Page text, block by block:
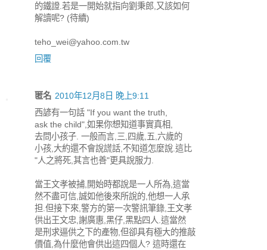
的鐵證.若是一開始就指向劉秉郎,又該如何
解讀呢? (待續)
teho_wei@yahoo.com.tw
回覆
匿名 2010年12月8日 晚上9:11
西諺有一句話 "If you want the truth,
ask the child",如果你想知道事實真相,
去問小孩子. 一般而言,三,四歲,五,六歲的
小孩,大約還不會說謊話,不知道怎麼說.這比
"人之將死,其言也善"更具說服力.
當王文孝被捕,開始時都說是一人所為,這當
然不盡可信,誠如他後來所說的,他想一人承
担.但接下來,警方的第一次警訊筆錄,王文孝
供出王文忠,謝廣惠,黑仔,黑點四人.這當然
是刑求逼供之下的產物,但卻具有極大的推敲
價值,為什麼他會供出這四個人? 這時還在